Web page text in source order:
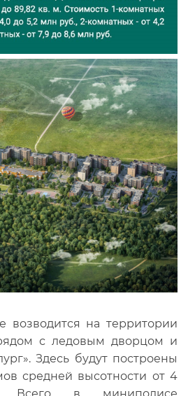
возводится на территории
с ледовым дворцом и
Здесь будут построены
средней высотности от 4